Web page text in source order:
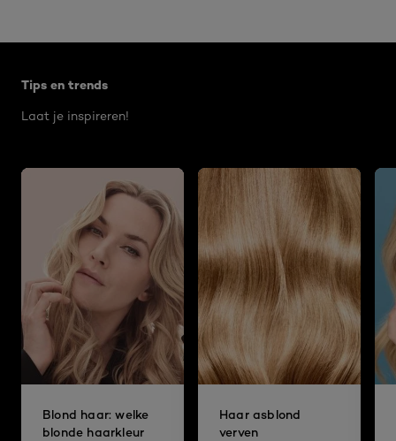
Tips en trends
Laat je inspireren!
Blond haar: welke
blonde haarkleur
Haar asblond
verven